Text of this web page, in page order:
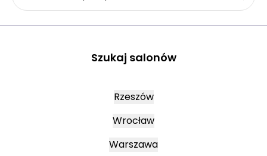
Szukaj salonów
Rzeszów
Wrocław
Warszawa